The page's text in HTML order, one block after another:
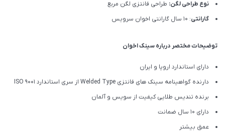
نوع طراحی لگن: طراحی فانتزی لگن مربع
گارانتی: 10 سال گارانتی اخوان سرویس
توضیحات مختصر درباره سینک اخوان
دارای استاندارد اروپا و ایران
دارنده گواهینامه سینک های فانتزی Welded Type از سری استاندارد ISO 9001
برنده تندیس طلایی کیفیت از سویس و آلمان
دارای ۱۰ سال ضمانت
عمق بیشتر